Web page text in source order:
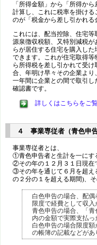
「所得金額」から「所得か
計算し、これに税率を掛け
のが「税金から差し引かれる
これには、配当控除、住宅
源泉徴収税額、又特別減税
らが居住する住宅を購入し
できます。これが住宅取得
ら所得税を差し引かれて受
合、年明け早々その企業よ
一年間に企業との間で取引
確認書です。
詳しくはこちらをご
４ 事業専従者（青色申告
事業専従者とは、
①青色申告者と生計を一にす
②その年の１２月３１日現在
③その年を通じて６月を超え
の２分の１を超える期間)、
白色申告の場合、配
限度で経費として収入
青色申告の場合、「
内の金額で実際支払
白色申告の場合限度
の帳簿の記載などがあ